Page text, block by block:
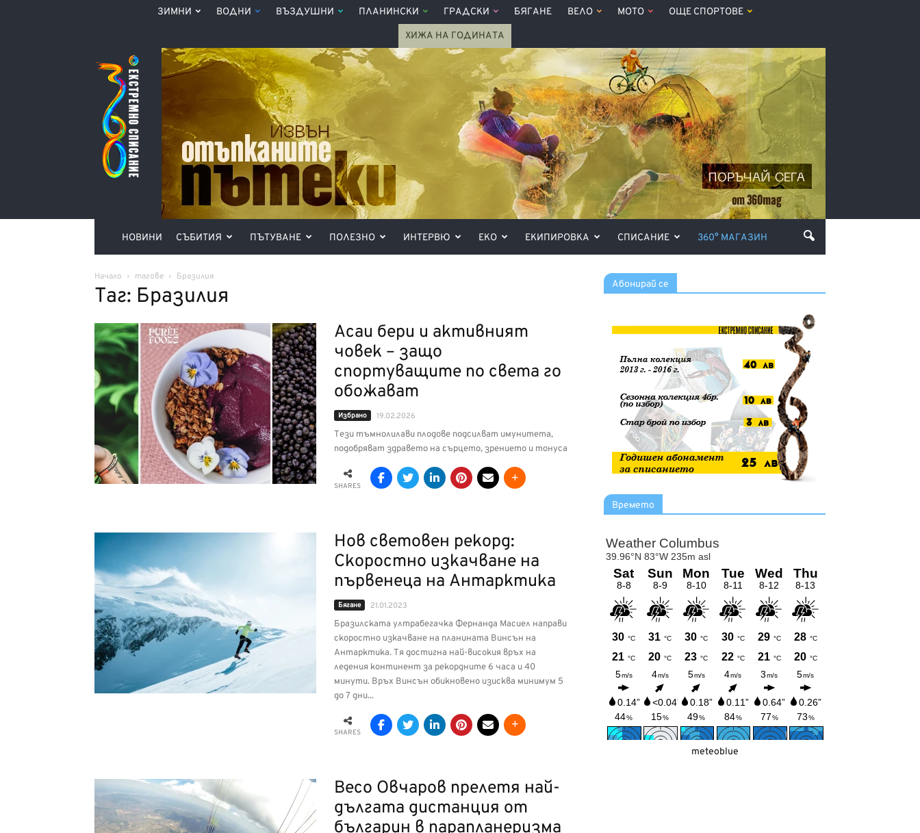
ЗИМНИ ВОДНИ ВЪЗДУШНИ ПЛАНИНСКИ ГРАДСКИ БЯГАНЕ ВЕЛО МОТО ОЩЕ СПОРТОВЕ
ХИЖА НА ГОДИНАТА
Списание
360°
НОВИНИ СЪБИТИЯ ПЪТУВАНЕ ПОЛЕЗНО ИНТЕРВЮ ЕКО ЕКИПИРОВКА СПИСАНИЕ 360° МАГАЗИН
Начало тагове Бразилия
Таг: Бразилия
Асаи бери и активният
човек – защо
спортуващите по света го
обожават
Избрано 19.02.2026
Тези тъмнолилави плодове подсилват имунитета,
подобряват здравето на сърцето, зрението и тонуса
SHARES
Нов световен рекорд:
Скоростно изкачване на
първенеца на Антарктика
Бягане 21.01.2023
Бразилската ултрабегачка Фернанда Масиел направи
скоростно изкачване на планината Винсън на
Антарктика. Тя достигна най-високия връх на
ледения континент за рекордните 6 часа и 40
минути. Връх Винсън обикновено изисква минимум 5
до 7 дни...
SHARES
Весо Овчаров прелетя най-
дългата дистанция от
българин в парапланеризма
Абонирай се
Времето
meteoblue